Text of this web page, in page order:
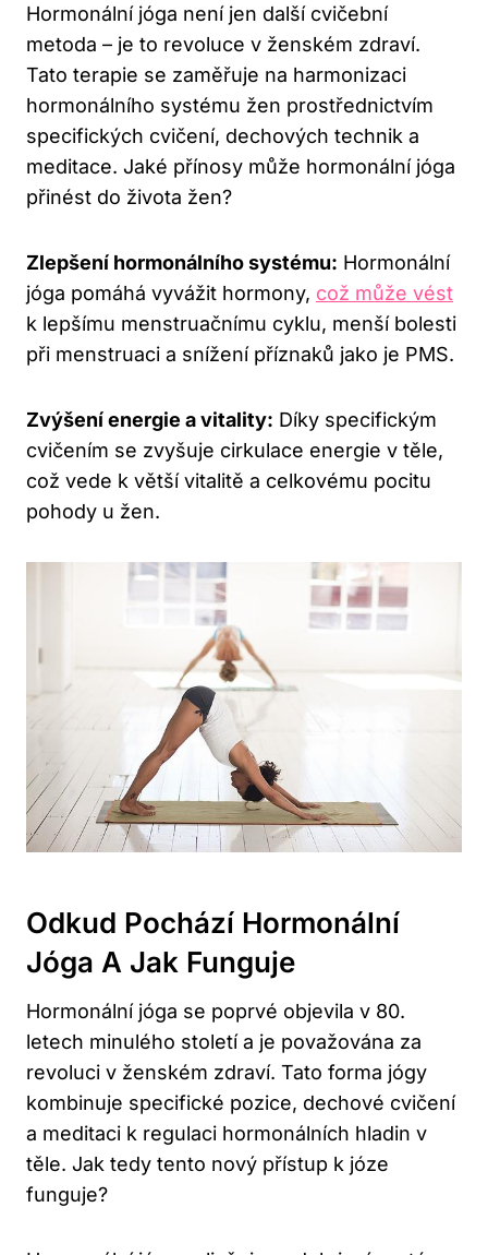
Hormonální jóga není jen další cvičební
metoda – je to revoluce v ženském zdraví.
Tato terapie se zaměřuje na harmonizaci
hormonálního systému žen prostřednictvím
specifických cvičení, dechových technik a
meditace. Jaké přínosy může hormonální jóga
přinést do života žen?
Zlepšení hormonálního systému: Hormonální
jóga pomáhá vyvážit hormony, což může vést
k lepšímu menstruačnímu cyklu, menší bolesti
při menstruaci a snížení příznaků jako je PMS.
Zvýšení energie a vitality: Díky specifickým
cvičením se zvyšuje cirkulace energie v těle,
což vede k větší vitalitě a celkovému pocitu
pohody u žen.
Odkud Pochází Hormonální
Jóga A Jak Funguje
Hormonální jóga se poprvé objevila v 80.
letech minulého století a je považována za
revoluci v ženském zdraví. Tato forma jógy
kombinuje specifické pozice, dechové cvičení
a meditaci k regulaci hormonálních hladin v
těle. Jak tedy tento nový přístup k józe
funguje?